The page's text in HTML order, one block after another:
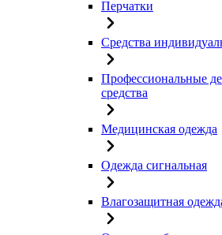
Перчатки
Средства
Профессиональные
средства
Медицинская одежда
Одежда сигнальная
Влагозащитная